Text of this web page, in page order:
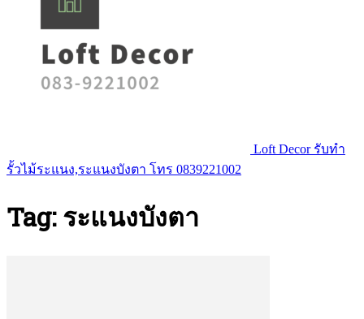
Loft Decor รับทำ
รั้วไม้ระแนง,ระแนงบังตา โทร 0839221002
Tag: ระแนงบังตา